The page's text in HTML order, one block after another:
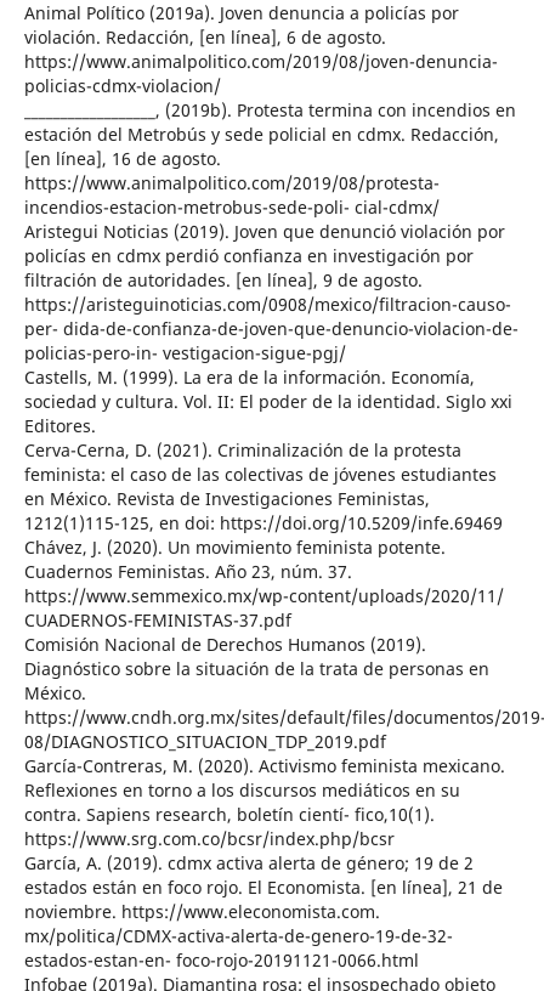
Animal Político (2019a). Joven denuncia a policías por
violación. Redacción, [en línea], 6 de agosto.
https://www.animalpolitico.com/2019/08/joven-denuncia-
policias-cdmx-violacion/
__________________, (2019b). Protesta termina con incendios en
estación del Metrobús y sede policial en cdmx. Redacción,
[en línea], 16 de agosto.
https://www.animalpolitico.com/2019/08/protesta-
incendios-estacion-metrobus-sede-poli- cial-cdmx/
Aristegui Noticias (2019). Joven que denunció violación por
policías en cdmx perdió confianza en investigación por
filtración de autoridades. [en línea], 9 de agosto.
https://aristeguinoticias.com/0908/mexico/filtracion-causo-
per- dida-de-confianza-de-joven-que-denuncio-violacion-de-
policias-pero-in- vestigacion-sigue-pgj/
Castells, M. (1999). La era de la información. Economía,
sociedad y cultura. Vol. II: El poder de la identidad. Siglo xxi
Editores.
Cerva-Cerna, D. (2021). Criminalización de la protesta
feminista: el caso de las colectivas de jóvenes estudiantes
en México. Revista de Investigaciones Feministas,
1212(1)115-125, en doi: https://doi.org/10.5209/infe.69469
Chávez, J. (2020). Un movimiento feminista potente.
Cuadernos Feministas. Año 23, núm. 37.
https://www.semmexico.mx/wp-content/uploads/2020/11/
CUADERNOS-FEMINISTAS-37.pdf
Comisión Nacional de Derechos Humanos (2019).
Diagnóstico sobre la situación de la trata de personas en
México.
https://www.cndh.org.mx/sites/default/files/documentos/
08/DIAGNOSTICO_SITUACION_TDP_2019.pdf
García-Contreras, M. (2020). Activismo feminista mexicano.
Reflexiones en torno a los discursos mediáticos en su
contra. Sapiens research, boletín cientí- fico,10(1).
https://www.srg.com.co/bcsr/index.php/bcsr
García, A. (2019). cdmx activa alerta de género; 19 de 2
estados están en foco rojo. El Economista. [en línea], 21 de
noviembre. https://www.eleconomista.com.
mx/politica/CDMX-activa-alerta-de-genero-19-de-32-
estados-estan-en- foco-rojo-20191121-0066.html
Infobae (2019a). Diamantina rosa: el insospechado objeto